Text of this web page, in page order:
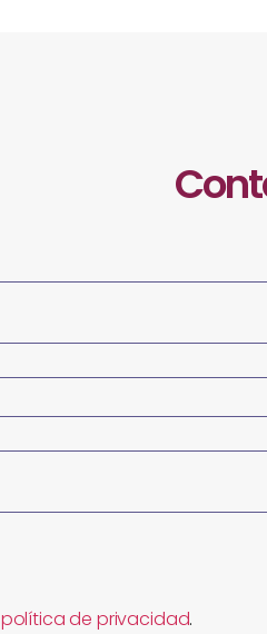
política de privacidad.